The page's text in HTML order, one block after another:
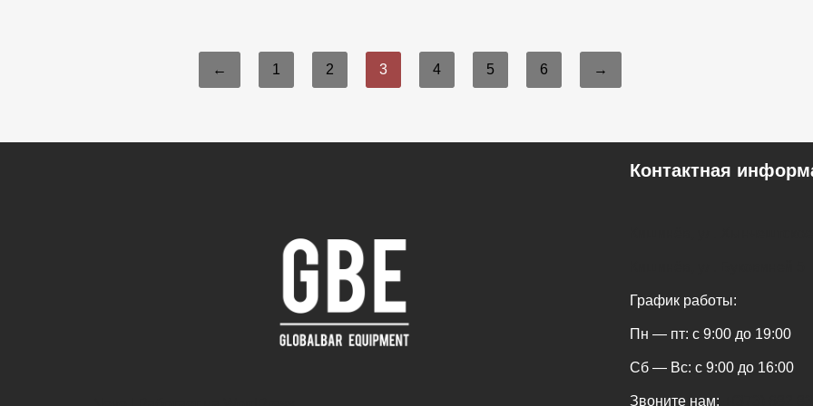
← 1 2 3 4 5 6 →
Контактная
График работы:
Пн — пт: с 9:00 до 19:00
Сб — Вс: с 9:00 до 16:00
Звоните нам: